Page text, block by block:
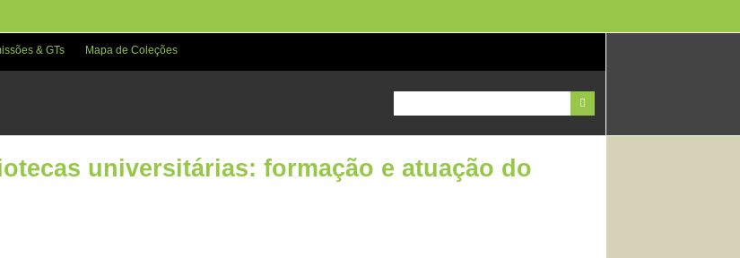
& GTs Mapa de Coleções
universitárias: formação e atuação do